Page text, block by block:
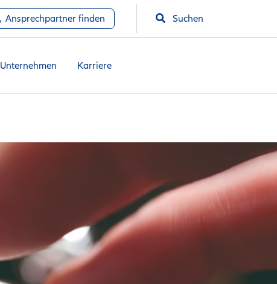
Ansprechpartner finden Suchen
Unternehmen Karriere